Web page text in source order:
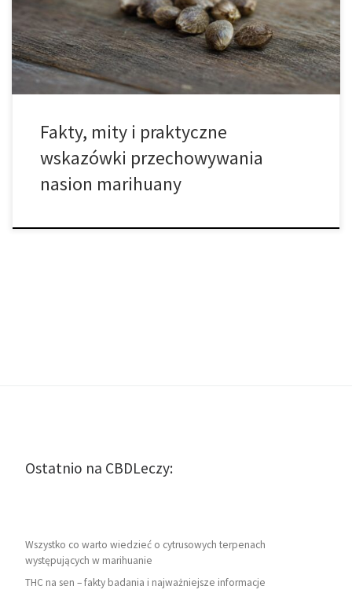
wytrzymałe, w rzeczywistości zawierają delikatną strukturę
biologiczną. W ich wnętrzu znajduje się zarodek, który pozostaje
w stanie […]
Fakty, mity i praktyczne
wskazówki przechowywania
nasion marihuany
Ostatnio na CBDLeczy:
Wszystko co warto wiedzieć o cytrusowych terpenach
występujących w marihuanie
THC na sen – fakty badania i najważniejsze informacje